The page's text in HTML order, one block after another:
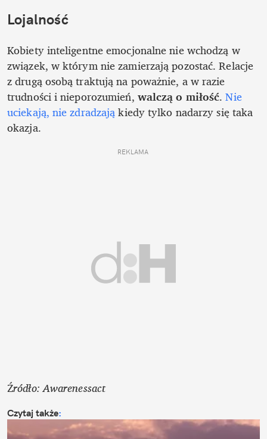
Lojalność
Kobiety inteligentne emocjonalne nie wchodzą w
związek, w którym nie zamierzają pozostać. Relacje
z drugą osobą traktują na poważnie, a w razie
trudności i nieporozumień, walczą o miłość. Nie
uciekają, nie zdradzają kiedy tylko nadarzy się taka
okazja.
REKLAMA
Źródło: Awarenessact
Czytaj także: